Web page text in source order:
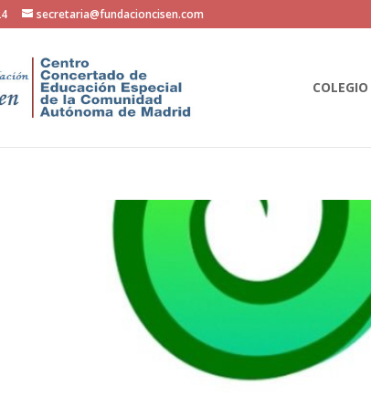
secretaria@fundacioncisen.com
COLEGIO